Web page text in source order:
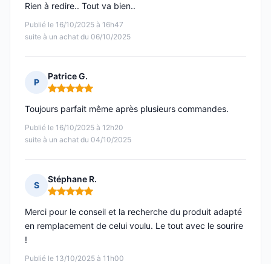
Publié le 16/10/2025 à 16h47
suite à un achat du 06/10/2025
Rien à redire.. Tout va bien..
P
Patrice G.
Note : 5 sur 5
Publié le 16/10/2025 à 12h20
suite à un achat du 04/10/2025
Toujours parfait même après plusieurs commandes.
S
Stéphane R.
Note : 5 sur 5
Publié le 13/10/2025 à 11h00
Merci pour le conseil et la recherche du produit adapté
en remplacement de celui voulu. Le tout avec le sourire
!